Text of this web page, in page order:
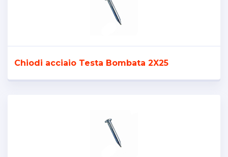
Chiodi acciaio Testa Bombata 2X25